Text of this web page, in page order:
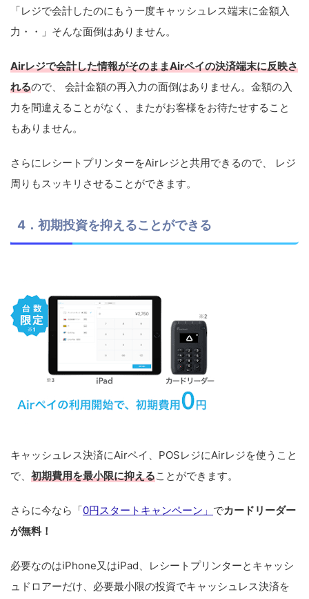
「レジで会計したのにもう一度キャッシュレス端末に金額入
力・・」そんな面倒はありません。
Airレジで会計した情報がそのままAirペイの決済端末に反映さ
れるので、 会計金額の再入力の面倒はありません。金額の入
力を間違えることがなく、またがお客様をお待たせすること
もありません。
さらにレシートプリンターをAirレジと共用できるので、 レジ
周りもスッキリさせることができます。
4．初期投資を抑えることができる
キャッシュレス決済にAirペイ、POSレジにAirレジを使うこと
で、 初期費用を最小限に抑えることができます。
さらに今なら「0円スタートキャンペーン」 でカードリーダー
が無料！
必要なのはiPhone又はiPad、レシートプリンターとキャッシ
ュドロアーだけ、必要最小限の投資でキャッシュレス決済を